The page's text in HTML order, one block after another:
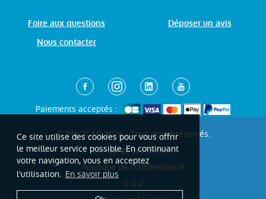
Ce site utilise des cookies pour vous offrir
le meilleur service possible. En continuant
votre navigation, vous en acceptez
l'utilisation. En savoir plus
Foire aux questions
Nous contacter
Déposer un avis
Paiements acceptés :
© BRIOCAR 2026 - Tous droits réservés.
Centre de préférence
Politique de confidentialité
C.G.V